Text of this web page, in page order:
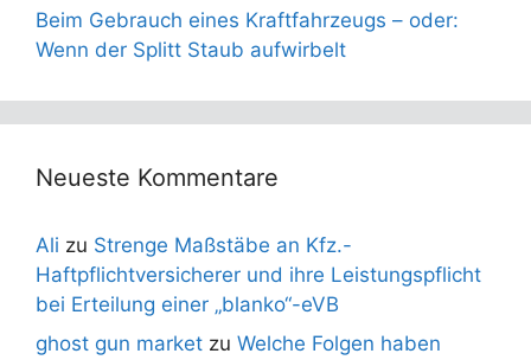
Beim Gebrauch eines Kraftfahrzeugs – oder:
Wenn der Splitt Staub aufwirbelt
Neueste Kommentare
Ali zu Strenge Maßstäbe an Kfz.-
Haftpflichtversicherer und ihre Leistungspflicht
bei Erteilung einer „blanko“-eVB
ghost gun market zu Welche Folgen haben